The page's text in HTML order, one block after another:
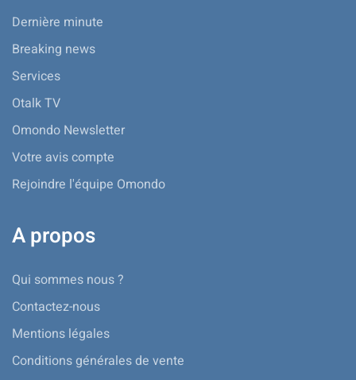
Dernière minute
Breaking news
Services
Otalk TV
Omondo Newsletter
Votre avis compte
Rejoindre l'équipe Omondo
A propos
Qui sommes nous ?
Contactez-nous
Mentions légales
Conditions générales de vente